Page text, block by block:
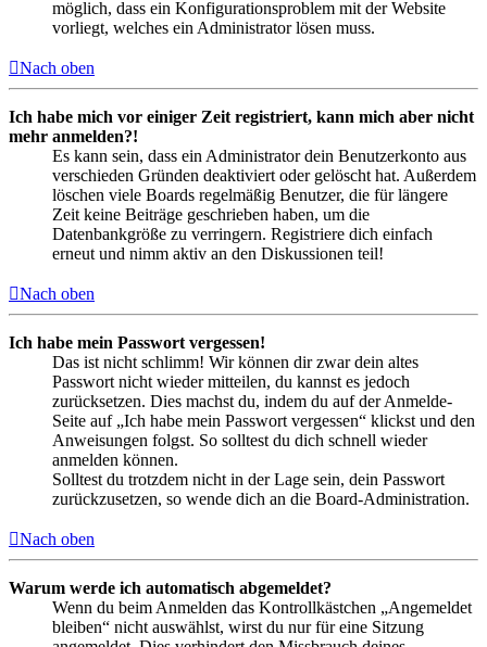
möglich, dass ein Konfigurationsproblem mit der Website
vorliegt, welches ein Administrator lösen muss.
Nach oben
Ich habe mich vor einiger Zeit registriert, kann mich aber nicht
mehr anmelden?!
Es kann sein, dass ein Administrator dein Benutzerkonto aus
verschieden Gründen deaktiviert oder gelöscht hat. Außerdem
löschen viele Boards regelmäßig Benutzer, die für längere
Zeit keine Beiträge geschrieben haben, um die
Datenbankgröße zu verringern. Registriere dich einfach
erneut und nimm aktiv an den Diskussionen teil!
Nach oben
Ich habe mein Passwort vergessen!
Das ist nicht schlimm! Wir können dir zwar dein altes
Passwort nicht wieder mitteilen, du kannst es jedoch
zurücksetzen. Dies machst du, indem du auf der Anmelde-
Seite auf „Ich habe mein Passwort vergessen“ klickst und den
Anweisungen folgst. So solltest du dich schnell wieder
anmelden können.
Solltest du trotzdem nicht in der Lage sein, dein Passwort
zurückzusetzen, so wende dich an die Board-Administration.
Nach oben
Warum werde ich automatisch abgemeldet?
Wenn du beim Anmelden das Kontrollkästchen „Angemeldet
bleiben“ nicht auswählst, wirst du nur für eine Sitzung